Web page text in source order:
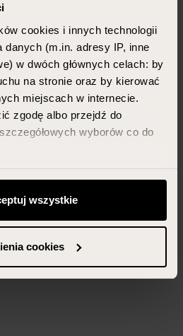
cookies i innych technologii
(m.in. adresy IP, inne
w dwóch głównych celach: by
na stronie oraz by kierować
miejscach w internecie.
zgodę albo przejdź do
wyborów co do
swoimi zgodami (w tym
wcześniej) klikając w
widoczny na samym dole
w zakładce „Szczegóły”
wszystkie
cookies